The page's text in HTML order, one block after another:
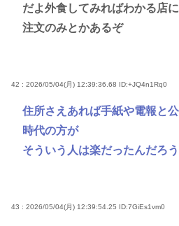
だよ外食してみればわかる店
注文のみとかあるぞ
42 : 2026/05/04(月) 12:39:36.68 ID:+JQ4n1Rq0
住所さえあれば手紙や電報と
時代の方が
そういう人は楽だったんだろ
43 : 2026/05/04(月) 12:39:54.25 ID:7GiEs1vm0